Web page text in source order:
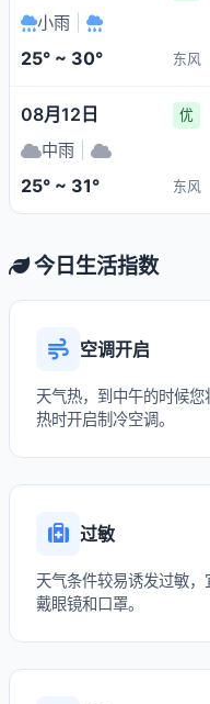
小雨
25° ~ 30° 东风
08月12日 优
中雨
25° ~ 31° 东风
今日生活指数
空调开启
天气热，到中午的时候
热时开启制冷空调。
过敏
天气条件较易诱发过敏
戴眼镜和口罩。